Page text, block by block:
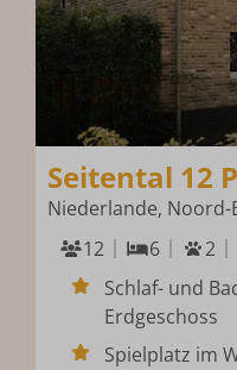
Seitental 12
Niederlande,
12
6 2
Schlaf- und
Erdgeschoss
Spielplatz im